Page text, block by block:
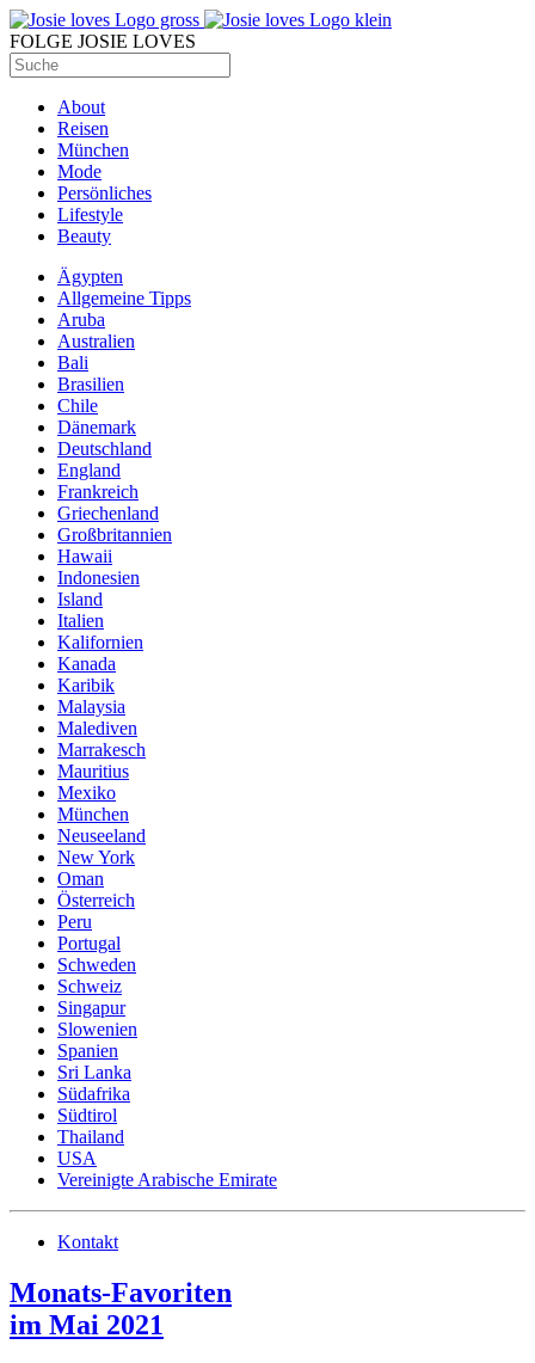
FOLGE JOSIE LOVES
About
Reisen
München
Mode
Persönliches
Lifestyle
Beauty
Ägypten
Allgemeine Tipps
Aruba
Australien
Bali
Brasilien
Chile
Dänemark
Deutschland
England
Frankreich
Griechenland
Großbritannien
Hawaii
Indonesien
Island
Italien
Kalifornien
Kanada
Karibik
Malaysia
Malediven
Marrakesch
Mauritius
Mexiko
München
Neuseeland
New York
Oman
Österreich
Peru
Portugal
Schweden
Schweiz
Singapur
Slowenien
Spanien
Sri Lanka
Südafrika
Südtirol
Thailand
USA
Vereinigte Arabische Emirate
Kontakt
Monats-Favoriten
im Mai 2021